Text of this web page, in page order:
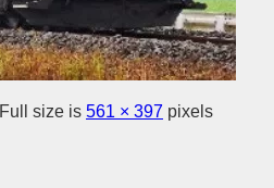
Full size is 561 × 397 pixels